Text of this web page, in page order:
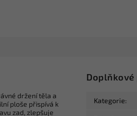
držení těla a
ploše přispívá k
zad, zlepšuje
Kategorie: